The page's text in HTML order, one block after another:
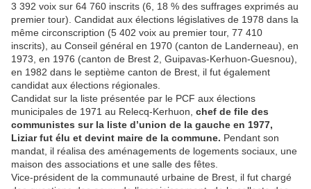
3 392 voix sur 64 760 inscrits (6, 18 % des suffrages exprimés au
premier tour). Candidat aux élections législatives de 1978 dans la
même circonscription (5 402 voix au premier tour, 77 410
inscrits), au Conseil général en 1970 (canton de Landerneau), en
1973, en 1976 (canton de Brest 2, Guipavas-Kerhuon-Guesnou),
en 1982 dans le septième canton de Brest, il fut également
candidat aux élections régionales.
Candidat sur la liste présentée par le PCF aux élections
municipales de 1971 au Relecq-Kerhuon, chef de file des
communistes sur la liste d’union de la gauche en 1977,
Liziar fut élu et devint maire de la commune. Pendant son
mandat, il réalisa des aménagements de logements sociaux, une
maison des associations et une salle des fêtes.
Vice-président de la communauté urbaine de Brest, il fut chargé